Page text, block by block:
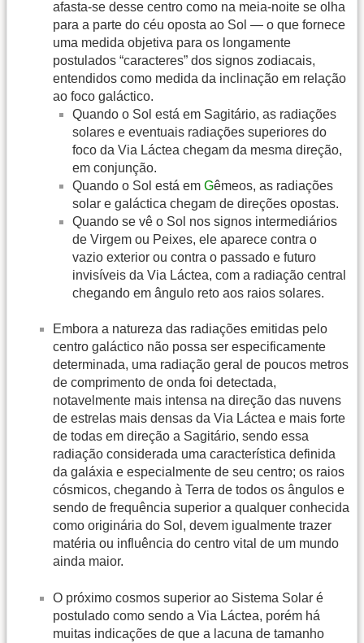
afasta-se desse centro como na meia-noite se olha
para a parte do céu oposta ao Sol — o que fornece
uma medida objetiva para os longamente
postulados “caracteres” dos signos zodiacais,
entendidos como medida da inclinação em relação
ao foco galáctico.
Quando o Sol está em Sagitário, as radiações
solares e eventuais radiações superiores do
foco da Via Láctea chegam da mesma direção,
em conjunção.
Quando o Sol está em Gêmeos, as radiações
solar e galáctica chegam de direções opostas.
Quando se vê o Sol nos signos intermediários
de Virgem ou Peixes, ele aparece contra o
vazio exterior ou contra o passado e futuro
invisíveis da Via Láctea, com a radiação central
chegando em ângulo reto aos raios solares.
Embora a natureza das radiações emitidas pelo
centro galáctico não possa ser especificamente
determinada, uma radiação geral de poucos metros
de comprimento de onda foi detectada,
notavelmente mais intensa na direção das nuvens
de estrelas mais densas da Via Láctea e mais forte
de todas em direção a Sagitário, sendo essa
radiação considerada uma característica definida
da galáxia e especialmente de seu centro; os raios
cósmicos, chegando à Terra de todos os ângulos e
sendo de frequência superior a qualquer conhecida
como originária do Sol, devem igualmente trazer
matéria ou influência do centro vital de um mundo
ainda maior.
O próximo cosmos superior ao Sistema Solar é
postulado como sendo a Via Láctea, porém há
muitas indicações de que a lacuna de tamanho